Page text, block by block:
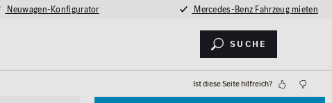
Neuwagen-Konfigurator Mercedes-Benz Fahrzeug mieten
Suche
Ist diese Seite hilfreich?